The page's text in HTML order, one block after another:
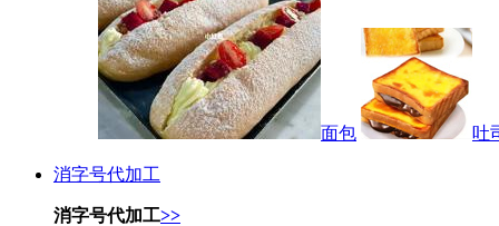
面包 吐
消字号代加工
消字号代加工>>